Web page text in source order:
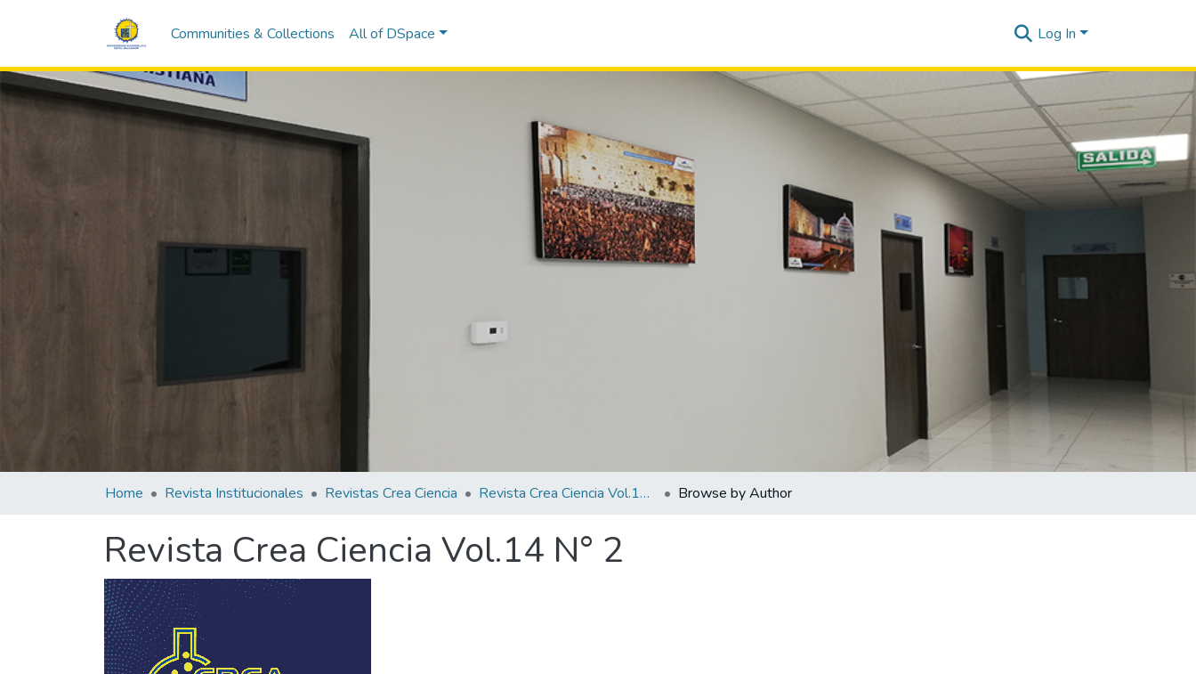
Communities & Collections All of DSpace Log In
Home Revista Institucionales Revistas Crea Ciencia Revista Crea Ciencia Vol.14 N° 2 Browse by Author
Revista Crea Ciencia Vol.14 N° 2